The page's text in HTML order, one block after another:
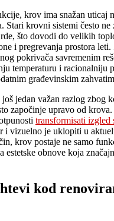
krov ima snažan uticaj
Stari krovni sistemi često ne
što dovodi do velikih
i pregrevanja prostora leti.
pokrivača savremenim
temperaturu i racionalniju
građevinskim
jedan važan razlog zbog
započinje upravo od
transformisati izgled
i vizuelno je uklopiti u
krov postaje ne samo
estetske obnove koja
kod